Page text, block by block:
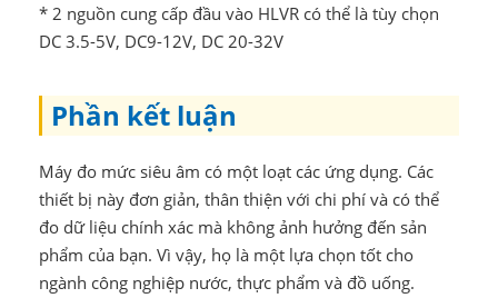
* 2 nguồn cung cấp đầu vào HLVR có thể là tùy chọn
DC 3.5-5V, DC9-12V, DC 20-32V
Phần kết luận
Máy đo mức siêu âm có một loạt các ứng dụng. Các
thiết bị này đơn giản, thân thiện với chi phí và có thể
đo dữ liệu chính xác mà không ảnh hưởng đến sản
phẩm của bạn. Vì vậy, họ là một lựa chọn tốt cho
ngành công nghiệp nước, thực phẩm và đồ uống.